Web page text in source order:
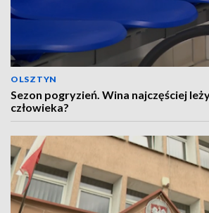
OLSZTYN
Sezon pogryzień. Wina najczęściej
człowieka?